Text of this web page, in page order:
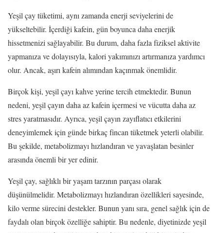
Yeşil çay tüketimi, aynı zamanda enerji seviyelerini de
yükseltebilir. İçerdiği kafein, gün boyunca daha enerjik
hissetmenizi sağlayabilir. Bu durum, daha fazla fiziksel aktivite
yapmanıza ve dolayısıyla, kalori yakımınızı artırmanıza yardımcı
olur. Ancak, aşırı kafein alımından kaçınmak önemlidir.
Birçok kişi, yeşil çayı kahve yerine tercih etmektedir. Bunun
nedeni, yeşil çayın daha az kafein içermesi ve vücutta daha az
stres yaratmasıdır. Ayrıca, yeşil çayın zayıflatıcı etkilerini
deneyimlemek için günde birkaç fincan tüketmek yeterli olabilir.
Bu şekilde, metabolizmayı hızlandıran ve yavaşlatan besinler
arasında önemli bir yer edinir.
Yeşil çay, sağlıklı bir yaşam tarzının parçası olarak
düşünülmelidir. Metabolizmayı hızlandıran özellikleri sayesinde,
kilo verme sürecini destekler. Bunun yanı sıra, genel sağlık için de
faydalı olan birçok özelliğe sahiptir. Bu nedenle, diyetinizde yeşil